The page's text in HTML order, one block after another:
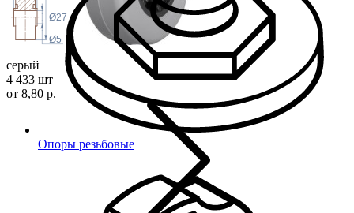
Опоры резьбовые
Ø27
Ø5
серый
4 433 шт
от 8,80 р.